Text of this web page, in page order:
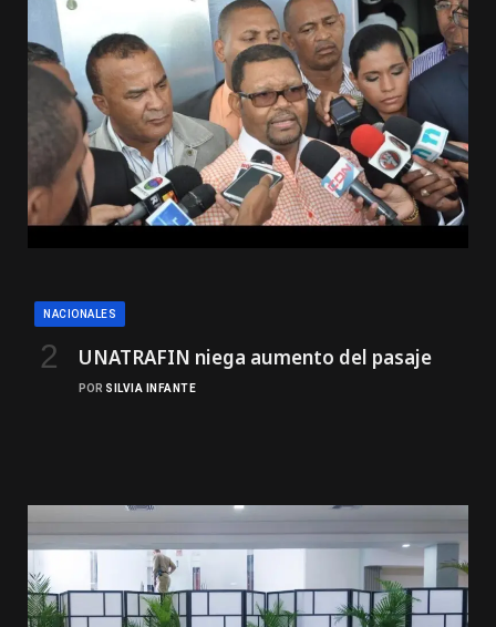
NACIONALES
UNATRAFIN niega aumento del pasaje
POR SILVIA INFANTE